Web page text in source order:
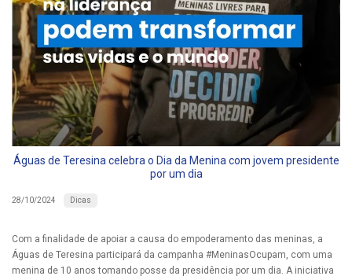
Águas de Teresina celebra o Dia da Menina com jovem presidente
por um dia
28/10/2024 Dicas
Com a finalidade de apoiar a causa do empoderamento das meninas, a
Águas de Teresina participará da campanha #MeninasOcupam, com uma
menina de 10 anos tomando posse da presidência por um dia. A iniciativa